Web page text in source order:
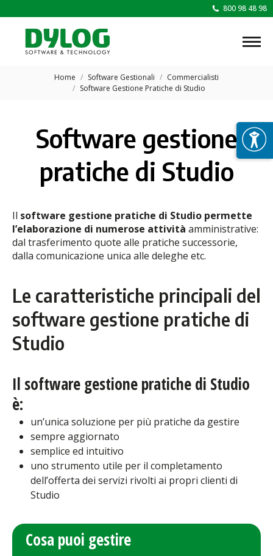
800 98 48 98
Tu sei qui:Home Software Gestionali
Commercialisti
Software Gestione Pratiche di Studio
Software gestione
pratiche di Studio
Il software gestione pratiche di Studio permette
l’elaborazione di numerose attività amministrative:
dal trasferimento quote alle pratiche successorie,
dalla comunicazione unica alle deleghe etc.
Le caratteristiche principali del
software gestione pratiche di
Studio
Il software gestione pratiche di Studio
è:
un’unica soluzione per più pratiche da gestire
sempre aggiornato
semplice ed intuitivo
uno strumento utile per il completamento
dell’offerta dei servizi rivolti ai propri clienti di
Studio
Cosa puoi gestire